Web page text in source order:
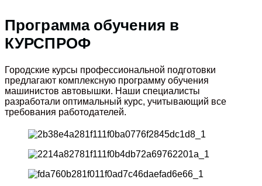
Программа обучения в
КУРСПРОФ
Городские курсы профессиональной подготовки
предлагают комплексную программу обучения
машинистов автовышки. Наши специалисты
разработали оптимальный курс, учитывающий все
требования работодателей.